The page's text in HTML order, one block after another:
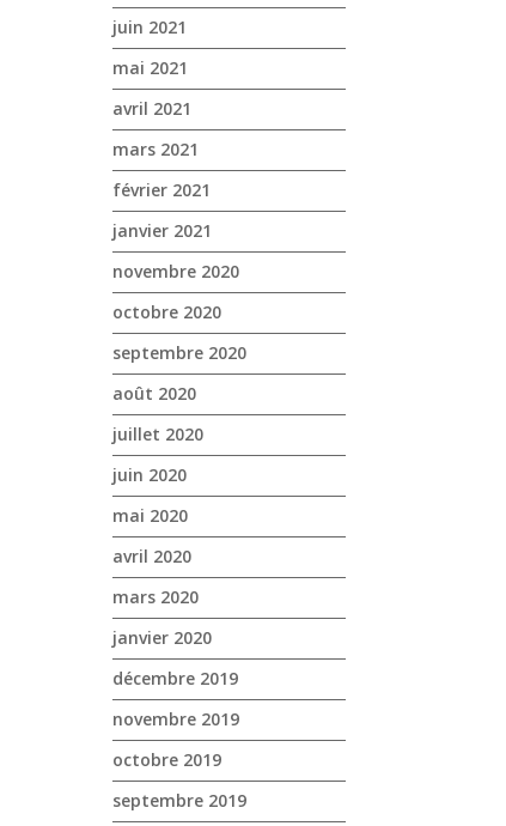
juin 2021
mai 2021
avril 2021
mars 2021
février 2021
janvier 2021
novembre 2020
octobre 2020
septembre 2020
août 2020
juillet 2020
juin 2020
mai 2020
avril 2020
mars 2020
janvier 2020
décembre 2019
novembre 2019
octobre 2019
septembre 2019